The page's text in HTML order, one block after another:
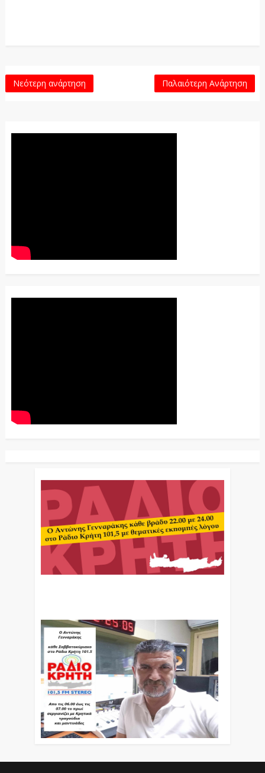
Νεότερη ανάρτηση Παλαιότερη Ανάρτηση